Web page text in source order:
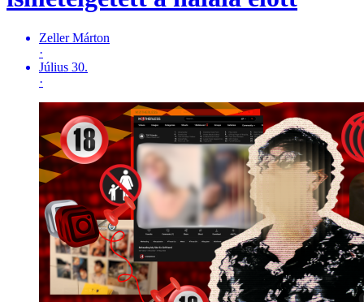
Zeller Márton
·
Július 30.
·